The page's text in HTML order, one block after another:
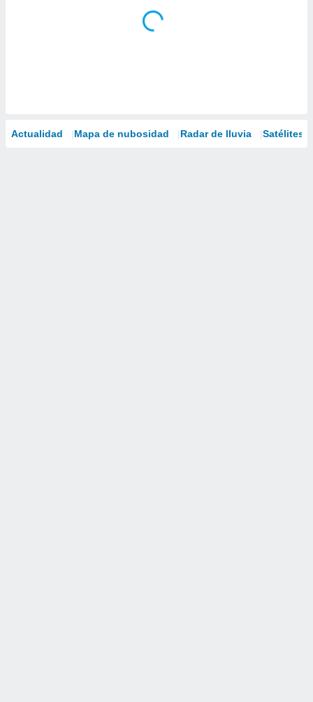
Actualidad Mapa de nubosidad Radar de lluvia Satélites